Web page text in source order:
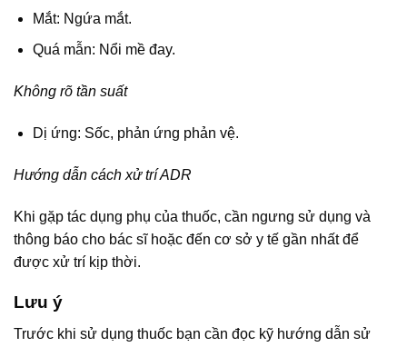
Mắt: Ngứa mắt.
Quá mẫn: Nổi mề đay.
Không rõ tần suất
Dị ứng: Sốc, phản ứng phản vệ.
Hướng dẫn cách xử trí ADR
Khi gặp tác dụng phụ của thuốc, cần ngưng sử dụng và
thông báo cho bác sĩ hoặc đến cơ sở y tế gần nhất để
được xử trí kịp thời.
Lưu ý
Trước khi sử dụng thuốc bạn cần đọc kỹ hướng dẫn sử